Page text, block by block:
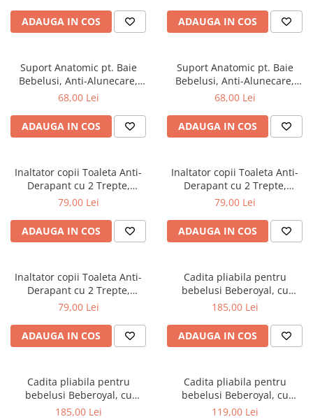
ADAUGA IN COS ADAUGA IN COS
Suport Anatomic pt. Baie
Bebelusi, Anti-Alunecare,
Pliabil, Beberoyal, Verde, CD-
68,00 Lei
ADAUGA IN COS
Suport Anatomic pt. Baie
Bebelusi, Anti-Alunecare,
Pliabil, Beberoyal, Mov/Roz,
68,00 Lei
ADAUGA IN COS
Inaltator copii Toaleta Anti-
Derapant cu 2 Trepte,
Beberoyal, Gri, CD-006-003
79,00 Lei
ADAUGA IN COS
Inaltator copii Toaleta Anti-
Derapant cu 2 Trepte,
Beberoyal, Roz, CD-006-002
79,00 Lei
ADAUGA IN COS
Inaltator copii Toaleta Anti-
Derapant cu 2 Trepte,
Beberoyal, Blue, CD-006-001
79,00 Lei
ADAUGA IN COS
Cadita pliabila pentru
bebelusi Beberoyal, cu
termometru digital si dop de
006
185,00 Lei
ADAUGA IN COS
Cadita pliabila pentru
bebelusi Beberoyal, cu
termometru digital si dop de
185,00 Lei
Cadita pliabila pentru
bebelusi Beberoyal, cu
termometru digital si dop de
119,00 Lei